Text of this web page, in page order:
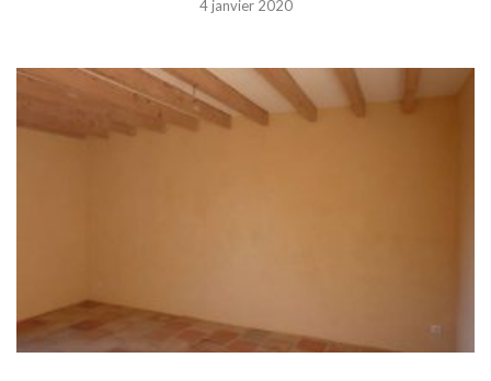
4 janvier 2020